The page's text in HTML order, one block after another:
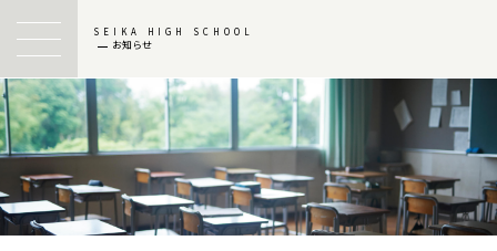
SEIKA HIGH SCHOOL
お知らせ